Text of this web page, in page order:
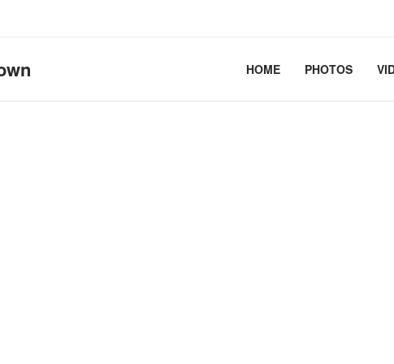
d69bffeef052 6.12.41+deb13-cloud-amd64 #1 SMP
HOME PHOTOS